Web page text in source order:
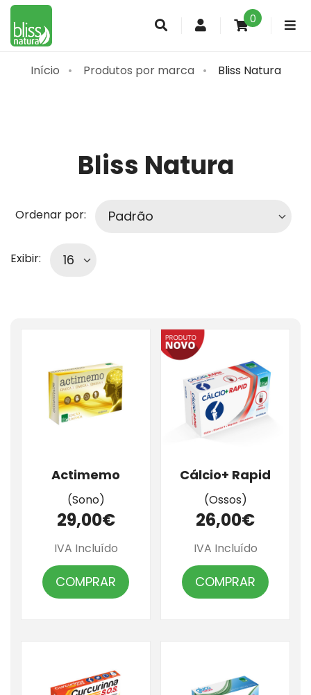
Conta 0
Início Produtos por marca Bliss Natura
Bliss Natura
Ordenar por:
Exibir:
Actimemo
(Sono)
29,00€
IVA Incluído
COMPRAR
Cálcio+ Rapid
(Ossos)
26,00€
IVA Incluído
COMPRAR